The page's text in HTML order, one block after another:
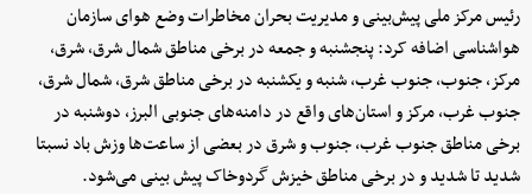
رئیس مرکز ملی پیش‌بینی و مدیریت بحران مخاطرات وضع هوای سازمان
هواشناسی اضافه کرد: پنجشنبه و جمعه در برخی مناطق شمال شرق، شرق،
مرکز، جنوب، جنوب غرب، شنبه و یکشنبه در برخی مناطق شرق، شمال شرق،
جنوب غرب، مرکز و استان‌های واقع در دامنه‌های جنوبی البرز، دوشنبه در
برخی مناطق جنوب غرب، جنوب و شرق در بعضی از ساعت‌ها وزش باد نسبتا
شدید تا شدید و در برخی مناطق خیزش گردوخاک پیش بینی می‌شود.